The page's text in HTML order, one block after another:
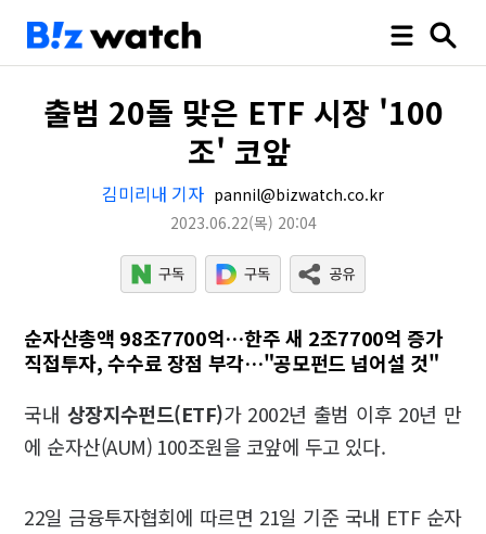
출범 20돌 맞은 ETF 시장 '100
조' 코앞
김미리내 기자 pannil@bizwatch.co.kr
2023.06.22(목) 20:04
순자산총액 98조7700억…한주 새 2조7700억 증가
직접투자, 수수료 장점 부각…"공모펀드 넘어설 것"
국내 상장지수펀드(ETF)가 2002년 출범 이후 20년 만
에 순자산(AUM) 100조원을 코앞에 두고 있다.
22일 금융투자협회에 따르면 21일 기준 국내 ETF 순자